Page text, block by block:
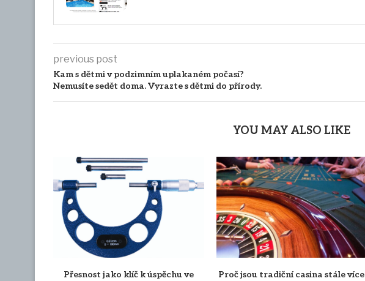
previous post
Kam s dětmi v podzimním uplakaném počasí?
Nemusíte sedět doma. Vyrazte s dětmi do přírody.
YOU MAY ALSO LIKE
Přesnost jako klíč k úspěchu ve
Proč jsou tradiční casina stále více